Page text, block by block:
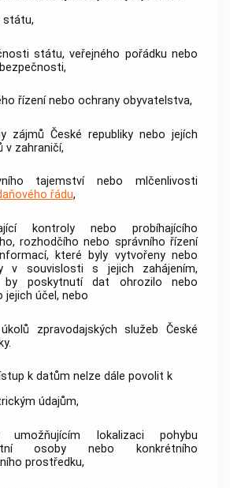
státu,
státu, veřejného pořádku nebo
řízení nebo ochrany obyvatelstva,
zájmů České republiky nebo jejích
v zahraničí,
tajemství nebo mlčenlivosti
řádu,
kontroly nebo probíhajícího
rozhodčího nebo správního řízení
které byly vytvořeny nebo
v souvislosti s jejich zahájením,
by poskytnutí dat ohrozilo nebo
jejich účel, nebo
zpravodajských služeb České
k datům nelze dále povolit k
údajům,
umožňujícím lokalizaci pohybu
osoby nebo konkrétního
prostředku,